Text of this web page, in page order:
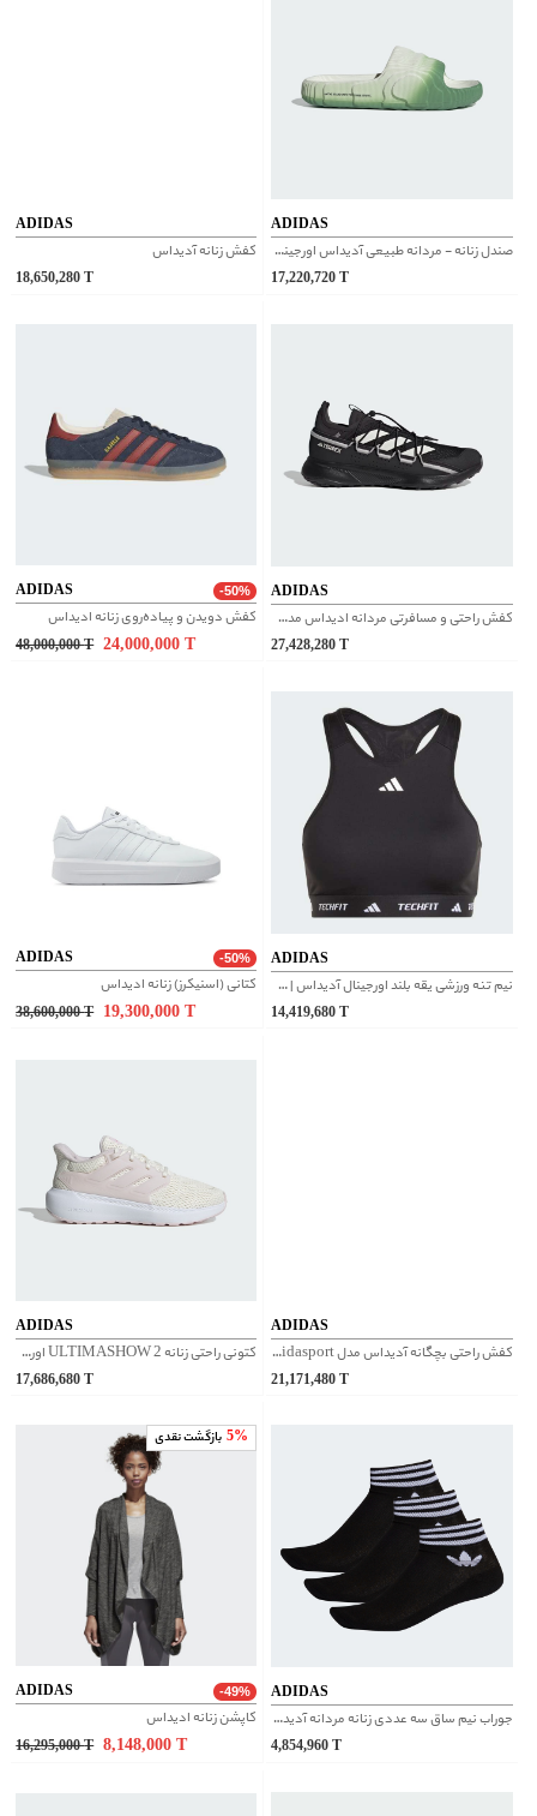
ADIDAS
کفش زنانه آدیداس
18,650,280
ADIDAS
صندل زنانه - مردانه طبیعی آدیداس اورجینال | IF3673
17,220,720
ADIDAS -50%
کفش دویدن و پیاده‌روی زنانه ادیداس
48,000,000 T 24,000,000
ADIDAS
کفش راحتی و مسافرتی مردانه ادیداس مدل TERREX کد HP8612
27,428,280
ADIDAS -50%
کتانی (اسنیکرز) زنانه ادیداس
38,600,000 T 19,300,000
ADIDAS
نیم تنه ورزشی یقه بلند اورجینال آدیداس | IT2401
14,419,680
ADIDAS
کتونی راحتی زنانه ULTIMASHOW 2 اورجینال آدیداس | IH0326
17,686,680
ADIDAS
کفش راحتی بچگانه آدیداس مدل Rapidasport کد ID2381
21,171,480
5% بازگشت نقدی
ADIDAS -49%
کاپشن زنانه ادیداس
16,295,000 T 8,148,000
ADIDAS
جوراب نیم ساق سه عددی زنانه مردانه آدیداس
4,854,960